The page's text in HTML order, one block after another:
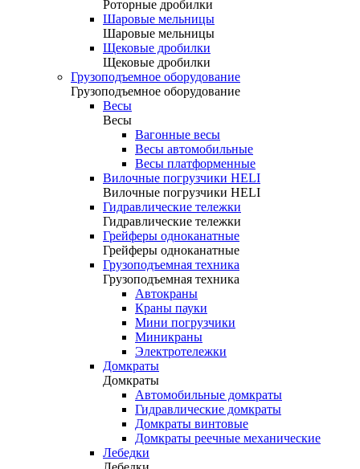
Роторные дробилки
Шаровые мельницы
Шаровые мельницы
Щековые дробилки
Щековые дробилки
Грузоподъемное оборудование
Грузоподъемное оборудование
Весы
Весы
Вагонные весы
Весы автомобильные
Весы платформенные
Вилочные погрузчики HELI
Вилочные погрузчики HELI
Гидравлические тележки
Гидравлические тележки
Грейферы одноканатные
Грейферы одноканатные
Грузоподъемная техника
Грузоподъемная техника
Автокраны
Краны пауки
Мини погрузчики
Миникраны
Электротележки
Домкраты
Домкраты
Автомобильные домкраты
Гидравлические домкраты
Домкраты винтовые
Домкраты реечные механические
Лебедки